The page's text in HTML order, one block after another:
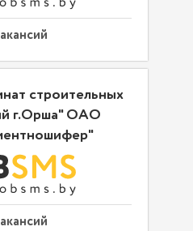
строительных
г.Орша" ОАО